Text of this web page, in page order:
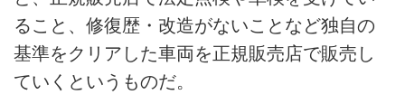
ること、修復歴・改造がないことなど独自の
基準をクリアした車両を正規販売店で販売し
ていくというものだ。